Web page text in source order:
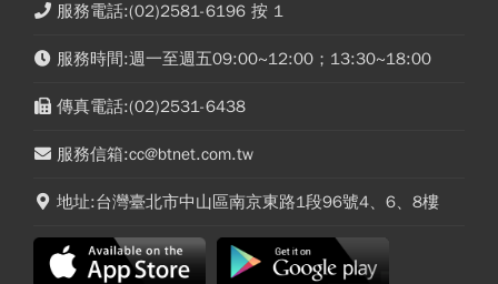
服務電話:(02)2581-6196 按 1
服務時間:週一至週五09:00~12:00；13:30~18:00
傳真電話:(02)2531-6438
服務信箱:cc@btnet.com.tw
地址:台灣臺北市中山區南京東路1段96號4、6、8樓